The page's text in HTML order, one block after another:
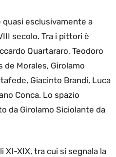
esclusivamente a
secolo. Tra i pittori è
Quartararo, Teodoro
de Morales, Girolamo
Giacinto Brandi, Luca
Conca. Lo spazio
da Girolamo Siciolante da
XI-XIX, tra cui si segnala la